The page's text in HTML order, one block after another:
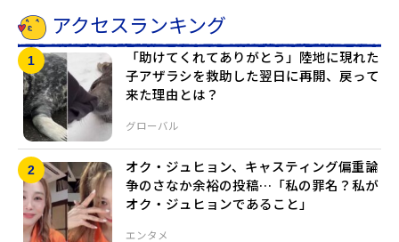
アクセスランキング
グローバル
「助けてくれてありがとう」陸地に現れた
子アザラシを救助した翌日に再開、戻って
来た理由とは？
エンタメ
オク・ジュヒョン、キャスティング偏重論
争のさなか余裕の投稿…「私の罪名？私が
オク・ジュヒョンであること」